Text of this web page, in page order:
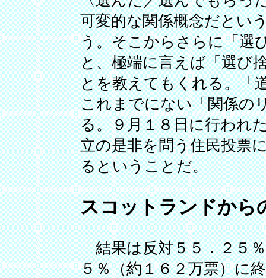
可変的な関係概念だとい
う。そこからさらに「選
と、極端に言えば「選び
とを教えてもくれる。「
これまでにない「関係の
る。９月１８日に行われ
立の是非を問う住民投票
るということだ。
スコットランドから
結果は反対５５．２５％
５％（約１６２万票）に